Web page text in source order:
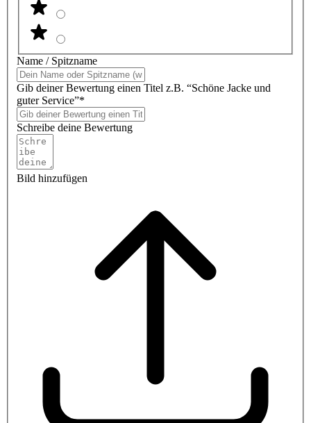
Name / Spitzname
Gib deiner Bewertung einen Titel z.B. “Schöne Jacke und
guter Service”*
Schreibe deine Bewertung
Bild hinzufügen